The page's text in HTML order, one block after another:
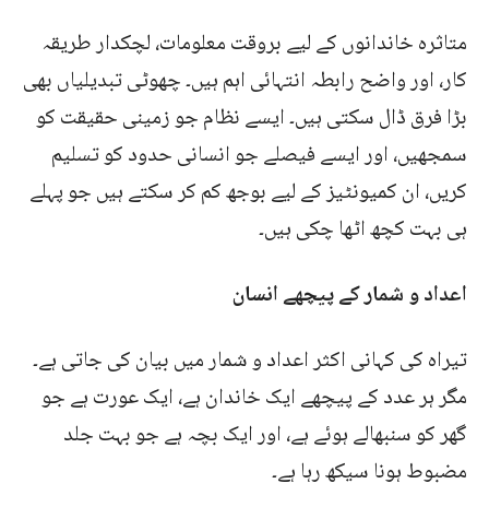
متاثرہ خاندانوں کے لیے بروقت معلومات، لچکدار طریقہ
کار، اور واضح رابطہ انتہائی اہم ہیں۔ چھوٹی تبدیلیاں بھی
بڑا فرق ڈال سکتی ہیں۔ ایسے نظام جو زمینی حقیقت کو
سمجھیں، اور ایسے فیصلے جو انسانی حدود کو تسلیم
کریں، ان کمیونٹیز کے لیے بوجھ کم کر سکتے ہیں جو پہلے
ہی بہت کچھ اٹھا چکی ہیں۔
اعداد و شمار کے پیچھے انسان
تیراہ کی کہانی اکثر اعداد و شمار میں بیان کی جاتی ہے۔
مگر ہر عدد کے پیچھے ایک خاندان ہے، ایک عورت ہے جو
گھر کو سنبھالے ہوئے ہے، اور ایک بچہ ہے جو بہت جلد
مضبوط ہونا سیکھ رہا ہے۔